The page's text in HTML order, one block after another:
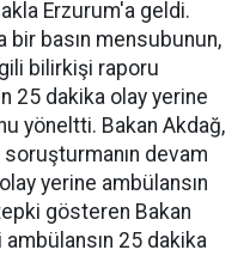
Erzurum'a geldi.
bir basın mensubunun,
bilirkişi raporu
25 dakika olay yerine
yöneltti. Bakan Akdağ,
soruşturmanın devam
yerine ambülansın
gösteren Bakan
25 dakika